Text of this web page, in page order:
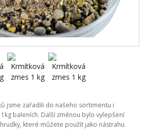
jsme zařadili do našeho sortimentu i
baleních. Další změnou bylo vylepšení
které můžete použít jako nástrahu.